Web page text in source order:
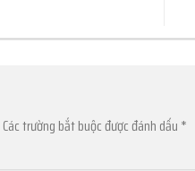
Các trường bắt buộc được đánh dấu *